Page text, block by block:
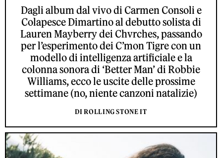
Dagli album dal vivo di Carmen Consoli e
Colapesce Dimartino al debutto solista di
Lauren Mayberry dei Chvrches, passando
per l’esperimento dei C’mon Tigre con un
modello di intelligenza artificiale e la
colonna sonora di ‘Better Man’ di Robbie
Williams, ecco le uscite delle prossime
settimane (no, niente canzoni natalizie)
DI ROLLING STONE IT